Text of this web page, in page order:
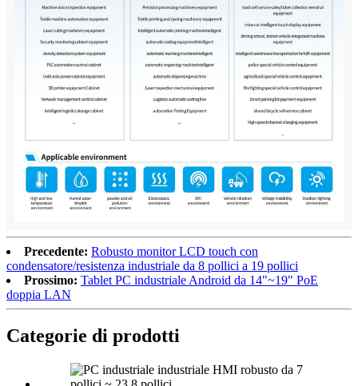
Precedente: Robusto monitor LCD touch con
condensatore/resistenza industriale da 8 pollici a 19 pollici
Prossimo: Tablet PC industriale Android da 14"~19" PoE
doppia LAN
Categorie di prodotti